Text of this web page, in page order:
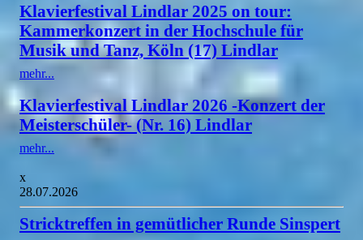
Klavierfestival Lindlar 2025 on tour:
Kammerkonzert in der Hochschule für
Musik und Tanz, Köln (17) Lindlar
mehr...
Klavierfestival Lindlar 2026 -Konzert der
Meisterschüler- (Nr. 16) Lindlar
mehr...
x
28.07.2026
Stricktreffen in gemütlicher Runde Sinspert